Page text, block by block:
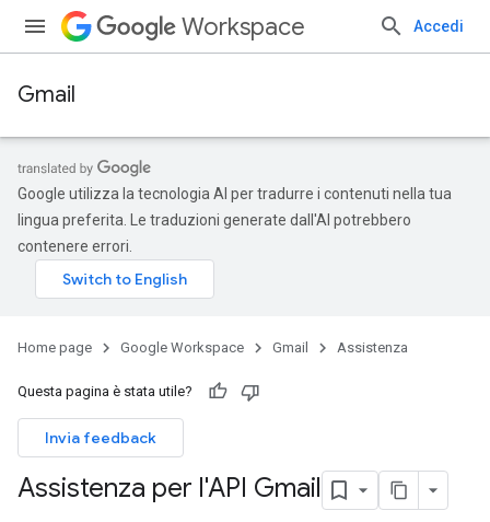
Workspace Accedi
Gmail
Google utilizza la tecnologia AI per tradurre i contenuti nella tua
lingua preferita. Le traduzioni generate dall'AI potrebbero
contenere errori.
Home page Google Workspace Gmail Assistenza
Questa pagina è stata utile?
Invia feedback
Assistenza per l'API Gmail